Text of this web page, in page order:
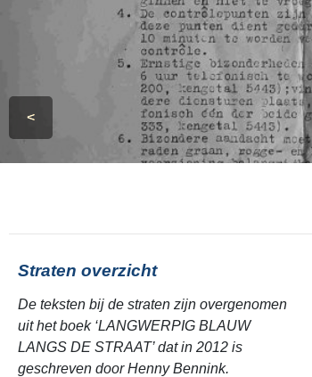
<
Straten overzicht
De teksten bij de straten zijn overgenomen
uit het boek ‘LANGWERPIG BLAUW
LANGS DE STRAAT’ dat in 2012 is
geschreven door Henny Bennink.